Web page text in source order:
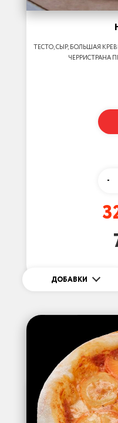
ТЕСТО, СЫР, БОЛЬШАЯ
ЧЕРРИСТРАНА
-
ДОБАВКИ